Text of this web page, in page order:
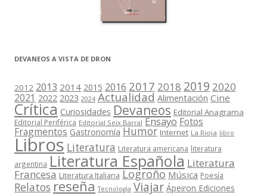
DEVANEOS A VISTA DE DRON
2012 2013 2014 2015 2016 2017 2018 2019 2020
2021 2022 2023 2024 Actualidad Alimentación Cine
Crítica Curiosidades Devaneos Editorial Anagrama
Editorial Periférica Editorial Seix Barral Ensayo Fotos
Fragmentos Gastronomía Humor Internet La Rioja libro
Libros Literatura Literatura americana literatura
argentina Literatura Española Literatura
Francesa Literatura Italiana Logroño Música Poesía
Relatos reseña Tecnología Viajar Ápeiron Ediciones